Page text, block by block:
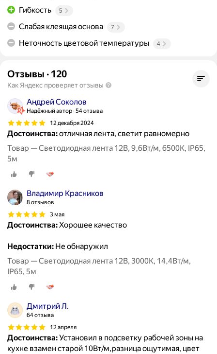
Гибкость 5
Слабая клеящая основа 7
Неточность цветовой температуры 4
Отзывы · 120
Как Яндекс проверяет отзывы
Андрей Соколов
Надёжный автор 54 отзыва
12 декабря 2024
Достоинства:отличная лента, светит равномерно
Товар — Светодиодная лента 12В, 9,6Вт/м, 6500К, IP65,
5м
Владимир Красников
8 отзывов
3 мая
Достоинства:Хорошее качество
Недостатки: Не обнаружил
Товар — Светодиодная лента 12В, 3000К, 14,4Вт/м,
IP65, 5м
Дмитрий Л.
64 отзыва
12 апреля
Достоинства:Установил в подсветку рабочей зоны на
кухне взамен старой 10Вт/м,разница ощутимая, цвет